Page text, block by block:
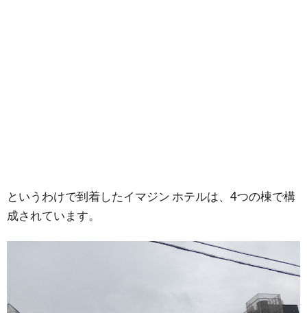
というわけで到着したイマジン ホテルは、4つの棟で構
成されています。